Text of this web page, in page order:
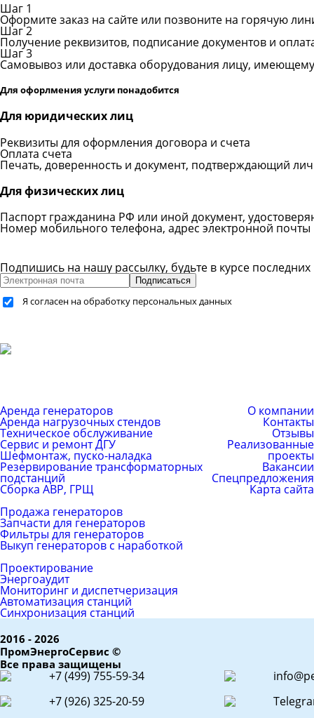
Шаг 1
Оформите заказ на сайте или позвоните на горячую
Шаг 2
Получение реквизитов, подписание документов и
Шаг 3
Самовывоз или доставка оборудования лицу,
Для офорлмения услуги понадобится
Для юридических лиц
Реквизиты для оформления договора и счета
Оплата счета
Печать, доверенность и документ, подтверждающий
Для физических лиц
Паспорт гражданина РФ или иной документ,
Номер мобильного телефона, адрес электронной почты
Подпишись на нашу рассылку, будьте в курсе
Подписаться
Я согласен на обработку персональных данных
Аренда генераторов
Аренда нагрузочных стендов
Техническое обслуживание
Сервис и ремонт ДГУ
Шефмонтаж, пуско-наладка
Резервирование трансформаторных
подстанций
Сборка АВР, ГРЩ
О компании
Контакты
Отзывы
Реализованные
проекты
Вакансии
Спецпредложения
Карта сайта
Каталог товаров
Продажа генераторов
Запчасти для генераторов
Фильтры для генераторов
Выкуп генераторов с наработкой
ЕРС (контракт)
Проектирование
Энергоаудит
Мониторинг и диспетчеризация
Автоматизация станций
Синхронизация станций
2016 - 2026
ПромЭнергоСервис ©
Все права защищены
+7 (499) 755-59-34
+7 (926) 325-20-59